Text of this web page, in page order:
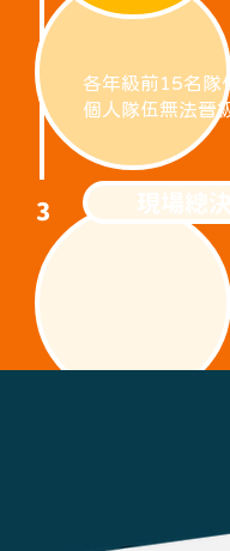
各年級前15名隊
個人隊伍無法晉
3 現場總